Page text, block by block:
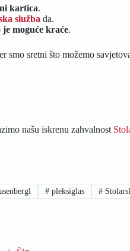
kartica.
služba da.
je moguće kraće.
sretni što možemo
našu iskrenu zahvalnost
# pleksiglas #